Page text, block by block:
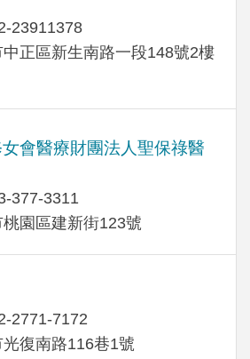
23911378
正區新生南路一段148號2樓
會醫療財團法人聖保祿醫
377-3311
園區建新街123號
2771-7172
復南路116巷1號